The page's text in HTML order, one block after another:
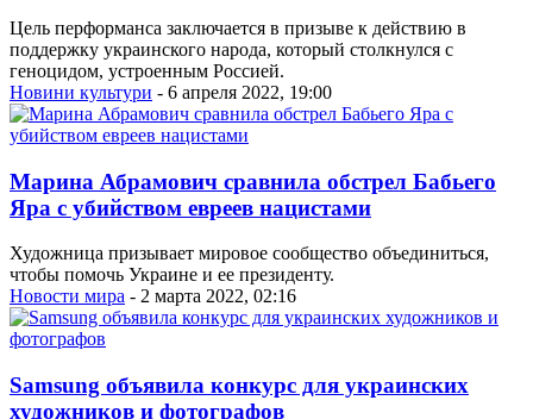
Цель перформанса заключается в призыве к действию в
поддержку украинского народа, который столкнулся с
геноцидом, устроенным Россией.
Новини культури - 6 апреля 2022, 19:00
Марина Абрамович сравнила обстрел Бабьего
Яра с убийством евреев нацистами
Художница призывает мировое сообщество объединиться,
чтобы помочь Украине и ее президенту.
Новости мира - 2 марта 2022, 02:16
Samsung объявила конкурс для украинских
художников и фотографов